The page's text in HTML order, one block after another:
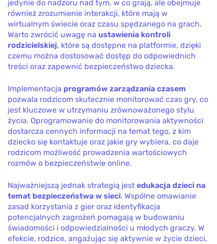
jedynie do nadzoru nad tym, w co grają, ale obejmuje
również zrozumienie interakcji, które mają w
wirtualnym świecie oraz czasu spędzanego na grach.
Warto zwrócić uwagę na ustawienia kontroli
rodzicielskiej, które są dostępne na platformie, dzięki
czemu można dostosować dostęp do odpowiednich
treści oraz zapewnić bezpieczeństwo dziecka.
Implementacja programów zarządzania czasem
pozwala rodzicom skutecznie monitorować czas gry, co
jest kluczowe w utrzymaniu zrównoważonego stylu
życia. Oprogramowanie do monitorowania aktywności
dostarcza cennych informacji na temat tego, z kim
dziecko się kontaktuje oraz jakie gry wybiera, co daje
rodzicom możliwość prowadzenia wartościowych
rozmów o bezpieczeństwie online.
Najważniejszą jednak strategią jest edukacja dzieci na
temat bezpieczeństwa w sieci. Wspólne omawianie
zasad korzystania z gier oraz identyfikacja
potencjalnych zagrożeń pomagają w budowaniu
świadomości i odpowiedzialności u młodych graczy. W
efekcie, rodzice, angażując się aktywnie w życie dzieci,